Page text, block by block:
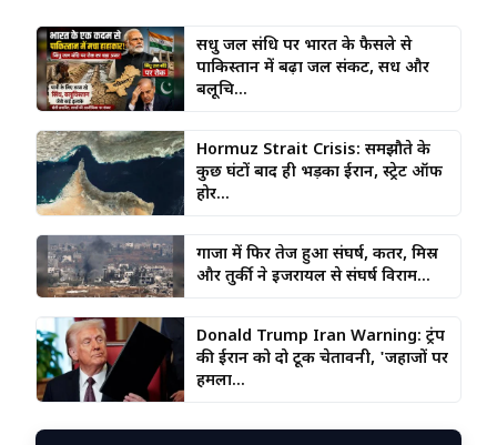
सिंधु जल संधि पर भारत के फैसले से
पाकिस्तान में बढ़ा जल संकट, सिंध और
बलूचि...
Hormuz Strait Crisis: समझौते के
कुछ घंटों बाद ही भड़का ईरान, स्ट्रेट ऑफ
होर...
गाजा में फिर तेज हुआ संघर्ष, कतर, मिस्र
और तुर्की ने इजरायल से संघर्ष विराम...
Donald Trump Iran Warning: ट्रंप
की ईरान को दो टूक चेतावनी, 'जहाजों पर
हमला...